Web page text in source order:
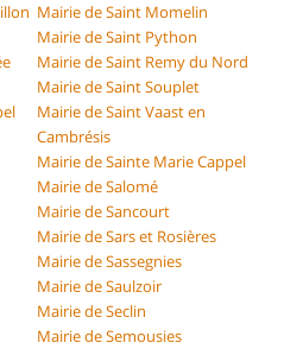
Mairie de Saint Momelin
Mairie de Saint Python
Mairie de Saint Remy du Nord
Mairie de Saint Souplet
Mairie de Saint Vaast en
Cambrésis
Mairie de Sainte Marie Cappel
Mairie de Salomé
Mairie de Sancourt
Mairie de Sars et Rosières
Mairie de Sassegnies
Mairie de Saulzoir
Mairie de Seclin
Mairie de Semousies